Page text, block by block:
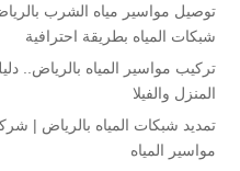
توصيل مواسير مياه الشرب
شبكات المياه بطريقة احترافية
تركيب مواسير المياه بالرياض..
المنزل والفيلا
تمديد شبكات المياه بالرياض |
مواسير المياه